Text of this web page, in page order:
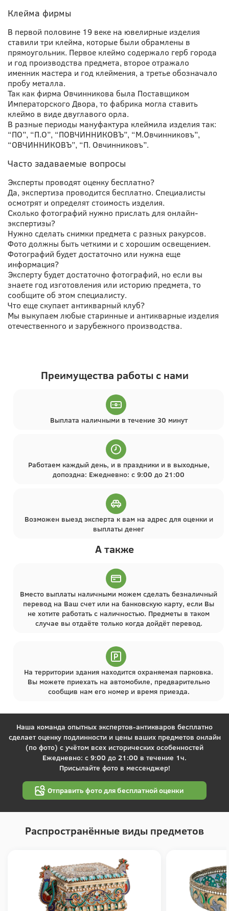
Клейма фирмы
В первой половине 19 веке на ювелирные изделия
ставили три клейма, которые были обрамлены в
прямоугольник. Первое клеймо содержало герб города
и год производства предмета, второе отражало
именник мастера и год клеймения, а третье обозначало
пробу металла.
Так как фирма Овчинникова была Поставщиком
Императорского Двора, то фабрика могла ставить
клеймо в виде двуглавого орла.
В разные периоды мануфактура клеймила изделия так:
“ПО”, “П.О”, “ПОВЧИННИКОВЪ”, “М.Овчинниковъ”,
“ОВЧИННИКОВЪ”, “П. Овчинниковъ”.
Часто задаваемые вопросы
Эксперты проводят оценку бесплатно?
Да, экспертиза проводится бесплатно. Специалисты
осмотрят и определят стоимость изделия.
Сколько фотографий нужно прислать для онлайн-
экспертизы?
Нужно сделать снимки предмета с разных ракурсов.
Фото должны быть четкими и с хорошим освещением.
Фотографий будет достаточно или нужна еще
информация?
Эксперту будет достаточно фотографий, но если вы
знаете год изготовления или историю предмета, то
сообщите об этом специалисту.
Что еще скупает антикварный клуб?
Мы выкупаем любые старинные и антикварные изделия
отечественного и зарубежного производства.
Преимущества работы с нами
Выплата наличными в течение 30 минут
Работаем каждый день, и в праздники и в выходные,
допоздна: Ежедневно: с 9:00 до 21:00
Возможен выезд эксперта к вам на адрес для оценки и
выплаты денег
А также
Вместо выплаты наличными можем сделать безналичный
перевод на Ваш счет или на банковскую карту, если Вы
не хотите работать с наличностью. Предметы в таком
случае вы отдаёте только когда дойдёт перевод.
На территории здания находится охраняемая парковка.
Вы можете приехать на автомобиле, предварительно
сообщив нам его номер и время приезда.
Наша команда опытных экспертов-антикваров бесплатно
сделает оценку подлинности и цены ваших предметов онлайн
(по фото) с учётом всех исторических особенностей
Ежедневно: с 9:00 до 21:00 в течение 1ч.
Присылайте фото в мессенджер!
Отправить фото для бесплатной оценки
Распространённые виды предметов